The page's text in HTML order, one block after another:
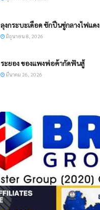
ลุงกระบะเดือด ชักปืนขู่กลางไฟแดง
มิถุนายน 8, 2026
​ระยอง ของแพงพ่อค้ากัดฟันสู้
มีนาคม 26, 2026